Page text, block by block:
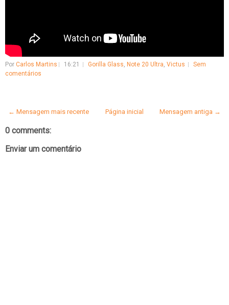
Por Carlos Martins 16:21 Gorilla Glass, Note 20 Ultra, Victus
Sem
comentários
← Mensagem mais recente Mensagem antiga →
Página inicial
0 comments:
Enviar um comentário